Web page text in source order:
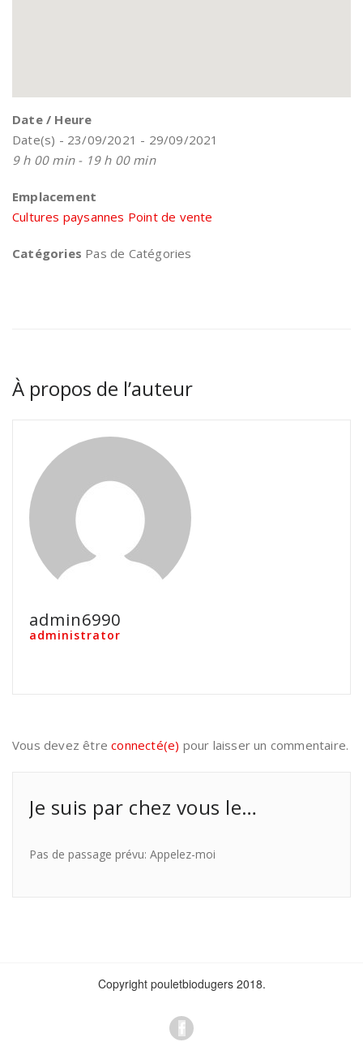
Date / Heure
Date(s) - 23/09/2021 - 29/09/2021
9 h 00 min - 19 h 00 min
Emplacement
Cultures paysannes Point de vente
Catégories Pas de Catégories
À propos de l’auteur
admin6990
administrator
Vous devez êtreconnecté(e) pour laisser un commentaire.
Je suis par chez vous le…
Pas de passage prévu: Appelez-moi
Copyright pouletbiodugers 2018.